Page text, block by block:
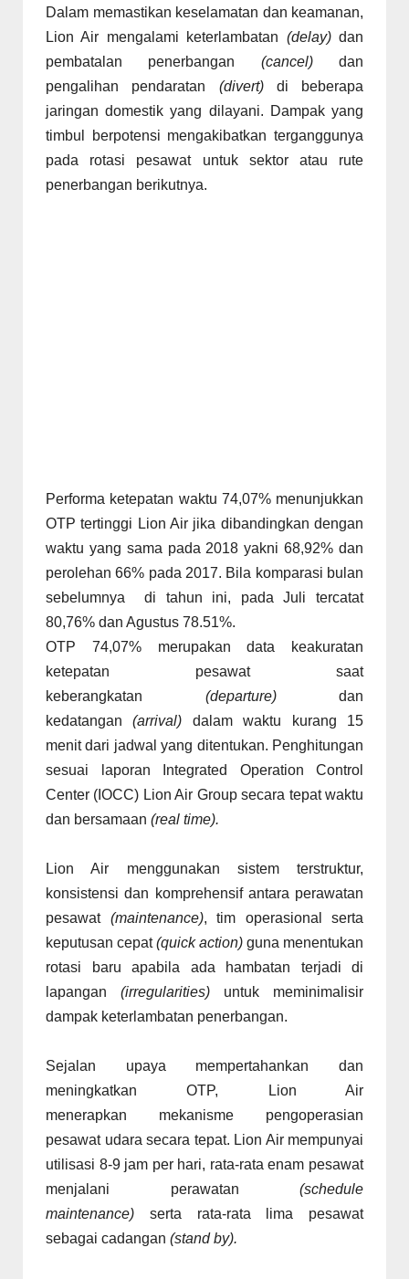
Dalam memastikan keselamatan dan keamanan,
Lion Air mengalami keterlambatan (delay)dan
pembatalan penerbangan (cancel)dan
pengalihan pendaratan (divert)di beberapa
jaringan domestik yang dilayani. Dampak yang
timbul berpotensi mengakibatkan terganggunya
pada rotasi pesawat untuk sektor atau rute
penerbangan berikutnya.
Performa ketepatan waktu 74,07% menunjukkan
OTP tertinggi Lion Air jika dibandingkan dengan
waktu yang sama pada 2018 yakni 68,92% dan
perolehan 66% pada 2017. Bila komparasi bulan
sebelumnya di tahun ini, pada Juli tercatat
80,76% dan Agustus 78.51%.
OTP 74,07% merupakan data keakuratan
ketepatan pesawat saat
keberangkatan (departure)dan
kedatangan(arrival) dalam waktu kurang 15
menit dari jadwal yang ditentukan. Penghitungan
sesuai laporan Integrated Operation Control
Center (IOCC) Lion Air Group secara tepat waktu
dan bersamaan (real time).
Lion Air menggunakan sistem terstruktur,
konsistensi dan komprehensif antara perawatan
pesawat (maintenance), tim operasional serta
keputusan cepat(quick action) guna menentukan
rotasi baru apabila ada hambatan terjadi di
lapangan (irregularities) untuk meminimalisir
dampak keterlambatan penerbangan.
Sejalan upaya mempertahankan dan
meningkatkan OTP, Lion Air
menerapkan mekanisme pengoperasian
pesawat udara secara tepat. Lion Air mempunyai
utilisasi 8-9 jam per hari, rata-rata enam pesawat
menjalani perawatan (schedule
maintenance) serta rata-rata lima pesawat
sebagai cadangan (stand by).